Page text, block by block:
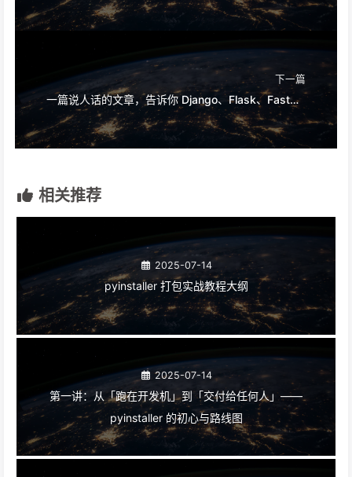
下一篇
一篇说人话的文章，告诉你 Django、Flask、FastAPI 到底怎么选
相关推荐
2025-07-14
pyinstaller 打包实战教程大纲
2025-07-14
第一讲：从「跑在开发机」到「交付给任何人」——
pyinstaller 的初心与路线图